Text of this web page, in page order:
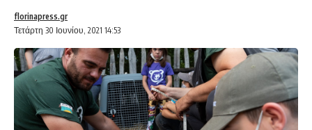
Τετάρτη 30 Ιουνίου, 2021 14:53
florinapress.gr